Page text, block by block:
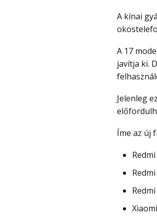
A kínai gyártó új termékeinek bejelentésére készül, ugyanakkor a régi
A 17 modellre kiadott új biztonsági javítás a rendszer fontos biztonsági réseit
javítja ki.
Jelenleg ez a frissítés bizonyos régiók felhasználói számára elérhető, így
Íme az új
Redmi